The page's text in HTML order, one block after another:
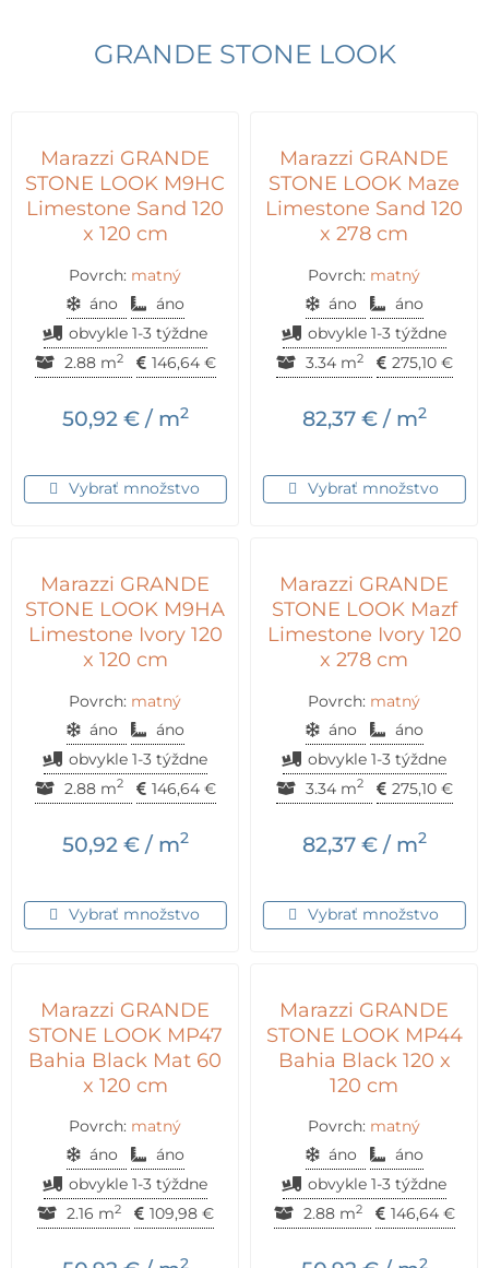
GRANDE STONE LOOK
Marazzi GRANDE
STONE LOOK M9HC
Limestone Sand 120
x 120 cm
Povrch: matný
áno
áno
obvykle 1-3 týždne
2.88 m2 146,64 €
50,92 €/ m2
Vybrať množstvo
Marazzi GRANDE
STONE LOOK Maze
Limestone Sand 120
x 278 cm
Povrch: matný
áno
áno
obvykle 1-3 týždne
3.34 m2 275,10 €
82,37 €/ m2
Vybrať množstvo
Marazzi GRANDE
STONE LOOK M9HA
Limestone Ivory 120
x 120 cm
Povrch: matný
áno
áno
obvykle 1-3 týždne
2.88 m2 146,64 €
50,92 €/ m2
Vybrať množstvo
Marazzi GRANDE
STONE LOOK Mazf
Limestone Ivory 120
x 278 cm
Povrch: matný
áno
áno
obvykle 1-3 týždne
3.34 m2 275,10 €
82,37 €/ m2
Vybrať množstvo
Marazzi GRANDE
STONE LOOK MP47
Bahia Black Mat 60
x 120 cm
Povrch: matný
áno
áno
obvykle 1-3 týždne
2.16 m2 109,98 €
2
Marazzi GRANDE
STONE LOOK MP44
Bahia Black 120 x
120 cm
Povrch: matný
áno
áno
obvykle 1-3 týždne
2.88 m2 146,64 €
2